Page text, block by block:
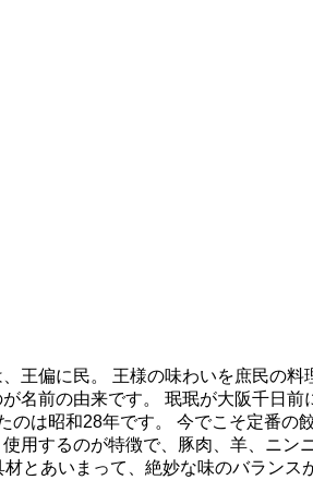
王偏に民。 王様の味わいを庶民の料
名前の由来です。 珉珉が大阪千日前
のは昭和28年です。 今でこそ定番の
用するのが特徴で、豚肉、羊、ニン
材とあいまって、絶妙な味のバランス